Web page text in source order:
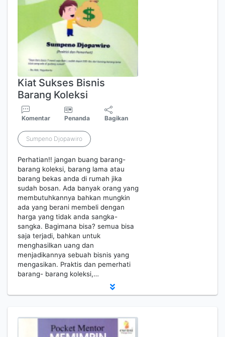
Kiat Sukses Bisnis
Barang Koleksi
Komentar Penanda Bagikan
Sumpeno Djopawiro
Perhatian!! jangan buang barang-
barang koleksi, barang lama atau
barang bekas anda di rumah jika
sudah bosan. Ada banyak orang yang
membutuhkannya bahkan mungkin
ada yang berani membeli dengan
harga yang tidak anda sangka-
sangka. Bagimana bisa? semua bisa
saja terjadi, bahkan untuk
menghasilkan uang dan
menjadikannya sebuah bisnis yang
mengasikan. Praktis dan pemerhati
barang- barang koleksi,…